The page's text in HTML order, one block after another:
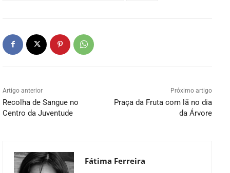
Artigo anterior
Recolha de Sangue no
Centro da Juventude
Próximo artigo
Praça da Fruta com lã no dia
da Árvore
Fátima Ferreira